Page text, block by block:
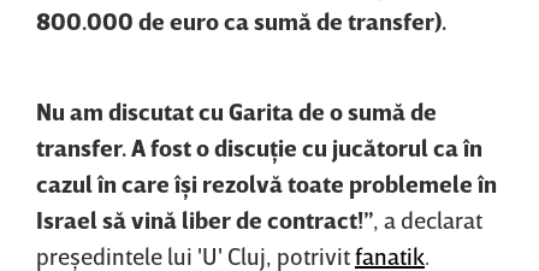
800.000 de euro ca sumă de transfer).
Nu am discutat cu Garita de o sumă de
transfer. A fost o discuţie cu jucătorul ca în
cazul în care îşi rezolvă toate problemele în
Israel să vină liber de contract!” , a declarat
preşedintele lui 'U' Cluj, potrivitfanatik